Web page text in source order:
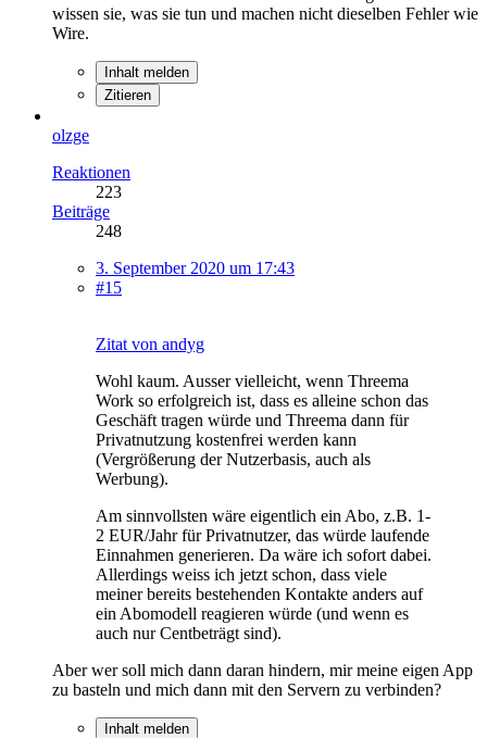
wissen sie, was sie tun und machen nicht dieselben Fehler wie
Wire.
Inhalt melden
Zitieren
olzge
Reaktionen
223
Beiträge
248
3. September 2020 um 17:43
#15
Zitat von andyg
Wohl kaum. Ausser vielleicht, wenn Threema
Work so erfolgreich ist, dass es alleine schon das
Geschäft tragen würde und Threema dann für
Privatnutzung kostenfrei werden kann
(Vergrößerung der Nutzerbasis, auch als
Werbung).
Am sinnvollsten wäre eigentlich ein Abo, z.B. 1-
2 EUR/Jahr für Privatnutzer, das würde laufende
Einnahmen generieren. Da wäre ich sofort dabei.
Allerdings weiss ich jetzt schon, dass viele
meiner bereits bestehenden Kontakte anders auf
ein Abomodell reagieren würde (und wenn es
auch nur Centbeträgt sind).
Aber wer soll mich dann daran hindern, mir meine eigen App
zu basteln und mich dann mit den Servern zu verbinden?
Inhalt melden